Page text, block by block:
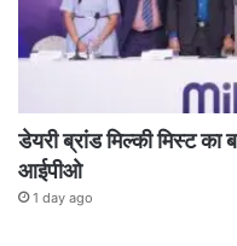
डेयरी ब्रांड मिल्की मिस्ट
आईपीओ
1 day ago